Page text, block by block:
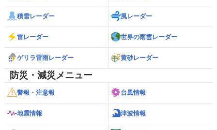
積雪レーダー 風レーダー
雷レーダー 世界の雨雲レーダー
ゲリラ雷雨レーダー 黄砂レーダー
防災・減災メニュー
警報・注意報 台風情報
地震情報 津波情報